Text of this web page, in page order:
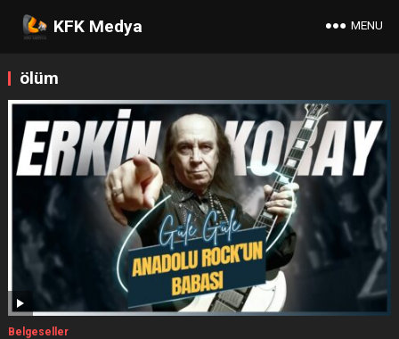
KFK Medya MENU
ölüm
Belgeseller